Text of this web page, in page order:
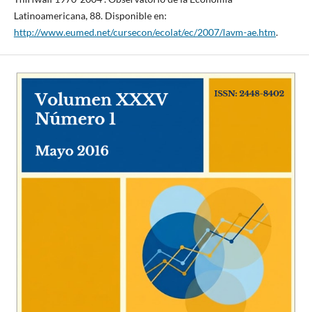
Latinoamericana, 88. Disponible en:
http://www.eumed.net/cursecon/ecolat/ec/2007/lavm-ae.htm.